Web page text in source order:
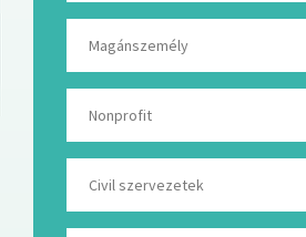
Magánszemély
Nonprofit
Civil szervezetek